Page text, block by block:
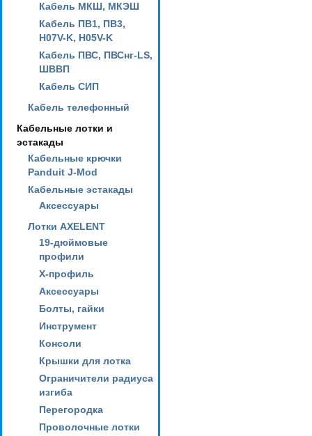
Кабель МКШ, МКЭШ
Кабель ПВ1, ПВ3,
H07V-K, H05V-K
Кабель ПВС, ПВСнг-LS,
ШВВП
Кабель СИП
Кабель телефонный
Кабельные лотки и
эстакады
Кабельные крючки
Panduit J-Mod
Кабельные эстакады
Аксессуары
Лотки AXELENT
19-дюймовые
профили
X-профиль
Аксессуары
Болты, гайки
Инструмент
Консоли
Крышки для лотка
Ограничители радиуса
изгиба
Перегородка
Проволочные лотки